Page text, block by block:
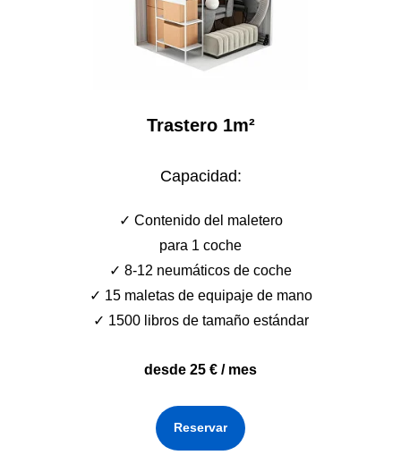
Trastero 1m²
Capacidad:
✓ Сontenido del maletero
para 1 coche
✓ 8-12 neumáticos de coche
✓ 15 maletas de equipaje de mano
✓ 1500 libros de tamaño estándar
desde 25 € / mes
Reservar